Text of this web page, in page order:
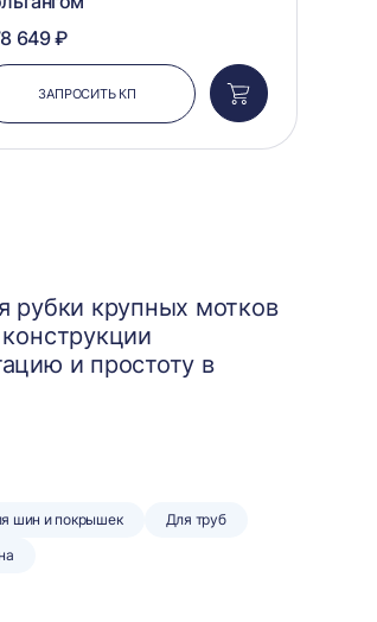
649 ₽
ЗАПРОСИТЬ КП
Добавить
в
корзину
рубки крупных мотков
и простоту в
шин и покрышек
Для труб